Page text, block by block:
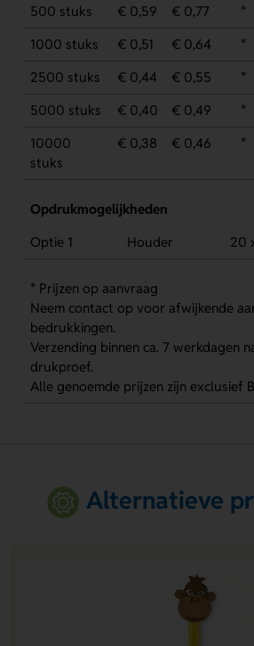
500 stuks € 0,59 € 0,77 *
1000 stuks
€ 0,51 € 0,64 *
2500 stuks
€ 0,44 € 0,55 *
5000 stuks
€ 0,40 € 0,49 *
10000
stuks
€ 0,38 € 0,46 *
Opdrukmogelijkheden
Optie 1
Houder 20
* Prijzen op aanvraag
Neem contact op voor afwijkende
bedrukkingen.
Verzending binnen ca. 7 werkdagen
drukproef.
Alle genoemde prijzen zijn exclusief
Alternatieve